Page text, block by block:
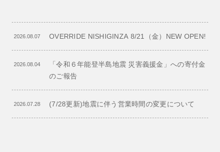
2026.08.07 OVERRIDE NISHIGINZA 8/21（金）NEW OPEN!
2026.08.04
「令和６年能登半島地震 災害義援金」への寄付金
のご報告
2026.07.28 (7/28更新)地震に伴う営業時間の変更について